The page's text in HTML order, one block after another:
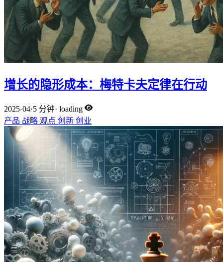
增长的隐形成本：梅特卡夫定律在行动
2025-04·5 分钟· loading
产品 战略 观点 创新 创业